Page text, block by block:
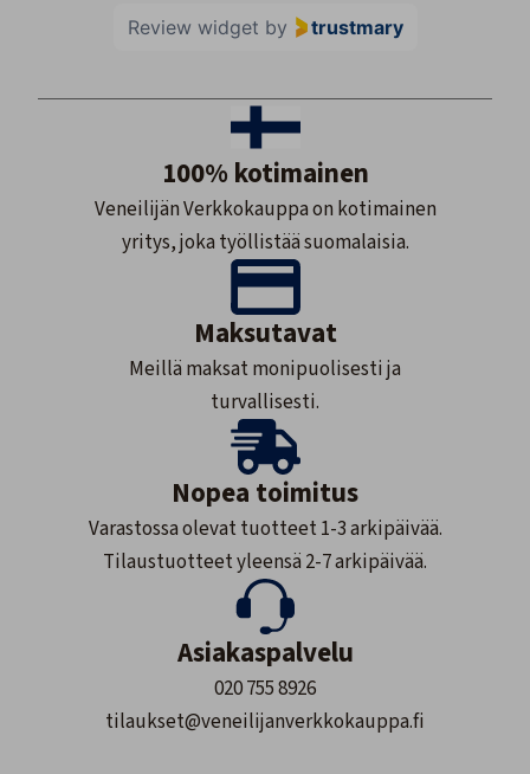
Review widget by trustmary
100% kotimainen
Veneilijän Verkkokauppa on kotimainen
yritys, joka työllistää suomalaisia.
Maksutavat
Meillä maksat monipuolisesti ja
turvallisesti.
Nopea toimitus
Varastossa olevat tuotteet 1-3 arkipäivää.
Tilaustuotteet yleensä 2-7 arkipäivää.
Asiakaspalvelu
020 755 8926
tilaukset@veneilijanverkkokauppa.fi